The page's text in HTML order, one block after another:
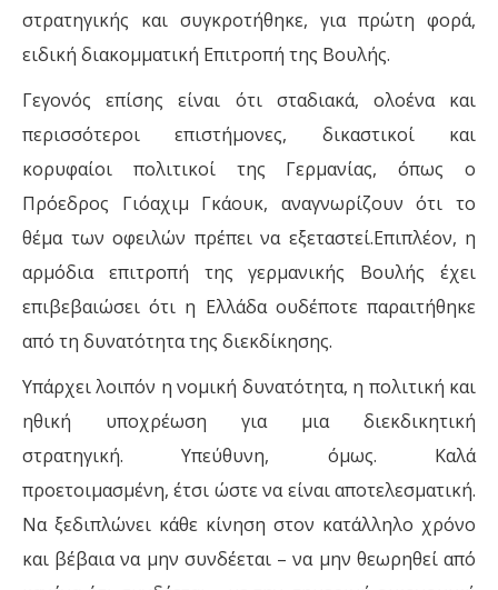
στρατηγικής και συγκροτήθηκε, για πρώτη φορά,
ειδική διακομματική Επιτροπή της Βουλής.
Γεγονός επίσης είναι ότι σταδιακά, ολοένα και
περισσότεροι επιστήμονες, δικαστικοί και
κορυφαίοι πολιτικοί της Γερμανίας, όπως ο
Πρόεδρος Γιόαχιμ Γκάουκ, αναγνωρίζουν ότι το
θέμα των οφειλών πρέπει να εξεταστεί.Επιπλέον, η
αρμόδια επιτροπή της γερμανικής Βουλής έχει
επιβεβαιώσει ότι η Ελλάδα ουδέποτε παραιτήθηκε
από τη δυνατότητα της διεκδίκησης.
Υπάρχει λοιπόν η νομική δυνατότητα, η πολιτική και
ηθική υποχρέωση για μια διεκδικητική
στρατηγική. Υπεύθυνη, όμως. Καλά
προετοιμασμένη, έτσι ώστε να είναι αποτελεσματική.
Να ξεδιπλώνει κάθε κίνηση στον κατάλληλο χρόνο
και βέβαια να μην συνδέεται – να μην θεωρηθεί από